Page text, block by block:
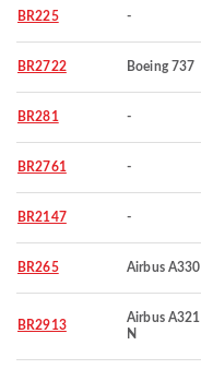
BR225 -
BR2722 Boeing 737
BR281 -
BR2761 -
BR2147 -
BR265 Airbus A330
BR2913
Airbus A321
N